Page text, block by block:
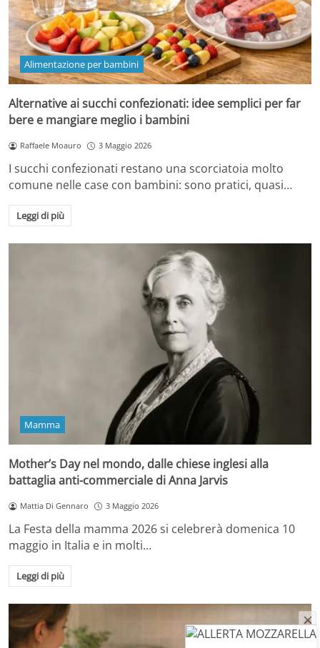
Alimentazione per bambini
Alternative ai succhi confezionati: idee semplici per far
bere e mangiare meglio i bambini
Raffaele Moauro 3 Maggio 2026
I succhi confezionati restano una scorciatoia molto
comune nelle case con bambini: sono pratici, quasi…
Leggi di più
Mamma
Mother’s Day nel mondo, dalle chiese inglesi alla
battaglia anti-commerciale di Anna Jarvis
Mattia Di Gennaro 3 Maggio 2026
La Festa della mamma 2026 si celebrerà domenica 10
maggio in Italia e in molti…
Leggi di più